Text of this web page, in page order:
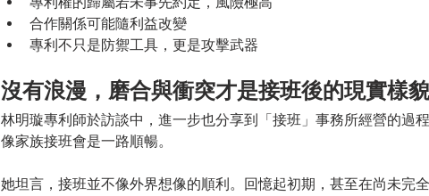
合作關係可能隨利益改變
專利不只是防禦工具，更是攻擊武器
沒有浪漫，磨合與衝突才是接班後的現實樣貌
林明璇專利師於訪談中，進一步也分享到「接班」事務所經營的過
像家族接班會是一路順暢。
她坦言，接班並不像外界想像的順利。回憶起初期，甚至在尚未完